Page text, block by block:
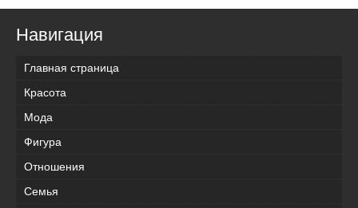
Навигация
Главная страница
Красота
Мода
Фигура
Отношения
Семья